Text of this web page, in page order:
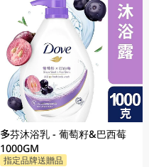
多芬沐浴乳 - 葡萄籽&巴西莓
1000GM
指定品牌送贈品